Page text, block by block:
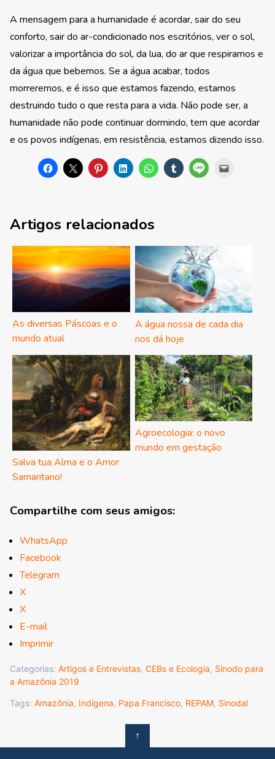
A mensagem para a humanidade é acordar, sair do seu
conforto, sair do ar-condicionado nos escritórios, ver o sol,
valorizar a importância do sol, da lua, do ar que respiramos e
da água que bebemos. Se a água acabar, todos
morreremos, e é isso que estamos fazendo, estamos
destruindo tudo o que resta para a vida. Não pode ser, a
humanidade não pode continuar dormindo, tem que acordar
e os povos indígenas, em resistência, estamos dizendo isso.
Artigos relacionados
As diversas Páscoas e o
mundo atual
A água nossa de cada dia
nos dá hoje
Salva tua Alma e o Amor
Samaritano!
Agroecologia: o novo
mundo em gestação
Compartilhe com seus amigos:
WhatsApp
Facebook
Telegram
X
X
E-mail
Imprimir
Categorias: Artigos e Entrevistas, CEBs e Ecologia, Sínodo para
a Amazônia 2019
Tags: Amazônia, Indígena, Papa Francisco, REPAM, Sinodal
↑